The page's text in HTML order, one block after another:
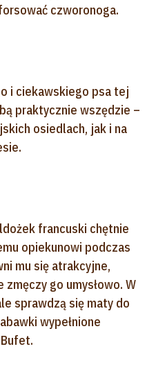
czworonoga.
i ciekawskiego psa tej
praktycznie wszędzie –
osiedlach, jak i na
francuski chętnie
opiekunowi podczas
mu się atrakcyjne,
go umysłowo. W
sprawdzą się maty do
wypełnione